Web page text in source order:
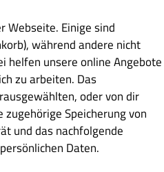
€ 18.40
€ 19.10
Webseite. Einige sind
während andere nicht
helfen unsere online Angebote
zu arbeiten. Das
oder von dir
Speicherung von
und das nachfolgende
Daten.